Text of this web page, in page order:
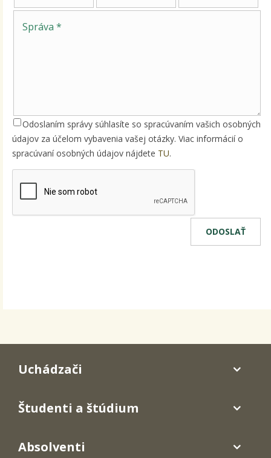
Odoslaním správy súhlasíte so spracúvaním vašich osobných
údajov za účelom vybavenia vašej otázky. Viac informácií o
spracúvaní osobných údajov nájdete TU.
Uchádzači
Študenti a štúdium
Absolventi